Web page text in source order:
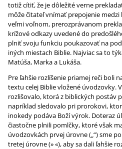
totiž cítiť, že je dôležité verne
môže čitateľ vnímať prepojenie
veľmi voľnom, prerozprávanom
krížové odkazy uvedené do
plniť svoju funkciu poukazovať na
iných miestach Biblie. Najviac sa to
Matúša, Marka a Lukáša.
Pre ľahšie rozlíšenie priamej reči boli
textu celej Biblie vložené úvodzovky.
rozlišovalo, ktorá z biblických postáv
napríklad sledovalo pri prorokovi,
inokedy podáva Boží výrok. Doteraz
čiastočne plnili pomlčky, ktoré však
úvodzovkách prvej úrovne („“) sme
tretej úrovne (» «), aby sa dali ľahšie